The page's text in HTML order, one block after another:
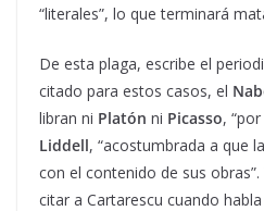
“literales”, lo que terminará
De esta plaga, escribe el
citado para estos casos, el
libran ni Platón ni Picasso,
Liddell, “acostumbrada a que
con el contenido de sus
citar a Cartarescu cuando